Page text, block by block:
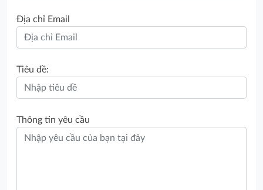
Địa chỉ Email
Tiêu đề:
Thông tin yêu cầu